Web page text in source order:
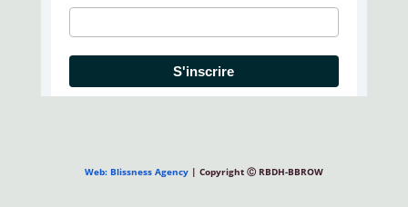
S'inscrire
Web: Blissness Agency| Copyright Ⓒ RBDH-BBROW